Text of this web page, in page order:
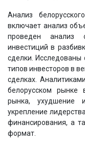
Анализ
включает анализ
проведен анализ
инвестиций в
сделки. Исследованы
типов инвесторов в
сделках.
белорусском рынке
рынка, ухудшение
укрепление
финансирования, а
формат.